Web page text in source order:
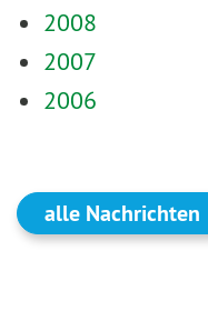
2008
2007
2006
alle Nachrichten